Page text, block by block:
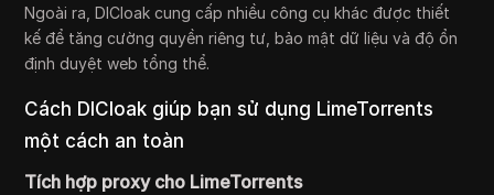
Ngoài ra, DICloak cung cấp nhiều công cụ khác được thiết
kế để tăng cường quyền riêng tư, bảo mật dữ liệu và độ ổn
định duyệt web tổng thể.
Cách DICloak giúp bạn sử dụng LimeTorrents
một cách an toàn
Tích hợp proxy cho LimeTorrents